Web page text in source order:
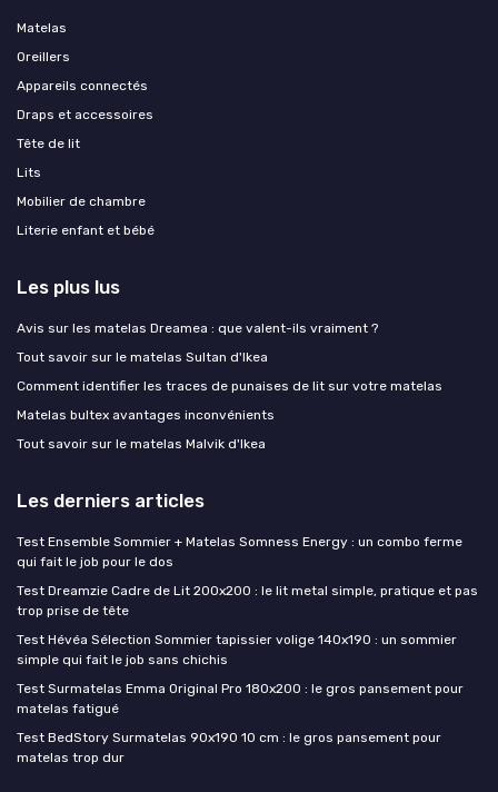
Matelas
Oreillers
Appareils connectés
Draps et accessoires
Tête de lit
Lits
Mobilier de chambre
Literie enfant et bébé
Les plus lus
Avis sur les matelas Dreamea : que valent-ils vraiment ?
Tout savoir sur le matelas Sultan d'Ikea
Comment identifier les traces de punaises de lit sur votre matelas
Matelas bultex avantages inconvénients
Tout savoir sur le matelas Malvik d'Ikea
Les derniers articles
Test Ensemble Sommier + Matelas Somness Energy : un combo ferme
qui fait le job pour le dos
Test Dreamzie Cadre de Lit 200x200 : le lit metal simple, pratique et pas
trop prise de tête
Test Hévéa Sélection Sommier tapissier volige 140x190 : un sommier
simple qui fait le job sans chichis
Test Surmatelas Emma Original Pro 180x200 : le gros pansement pour
matelas fatigué
Test BedStory Surmatelas 90x190 10 cm : le gros pansement pour
matelas trop dur